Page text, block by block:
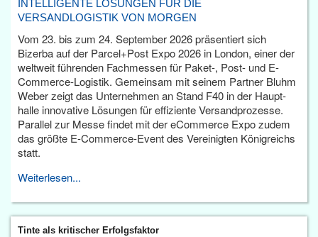
INTELLIGENTE LÖSUNGEN FÜR DIE
VERSANDLOGISTIK VON MORGEN
Vom 23. bis zum 24. September 2026 präsentiert sich
Bizerba auf der Parcel+Post Expo 2026 in London, einer der
weltweit führenden Fachmessen für Paket-, Post- und E-
Commerce-Logistik. Gemeinsam mit seinem Partner Bluhm
Weber zeigt das Unternehmen an Stand F40 in der Haupt­
halle innovative Lösungen für effiziente Versandprozesse.
Parallel zur Messe findet mit der eCommerce Expo zudem
das größte E-Commerce-Event des Vereinigten Königreichs
statt.
Weiterlesen...
Tinte als kritischer Erfolgsfaktor